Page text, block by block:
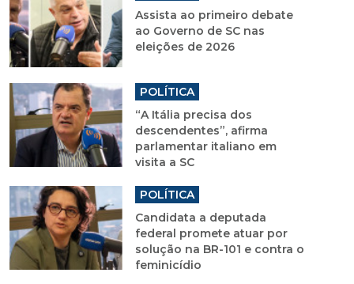
Assista ao primeiro debate
ao Governo de SC nas
eleições de 2026
POLÍTICA
“A Itália precisa dos
descendentes”, afirma
parlamentar italiano em
visita a SC
POLÍTICA
Candidata a deputada
federal promete atuar por
solução na BR-101 e contra o
feminicídio